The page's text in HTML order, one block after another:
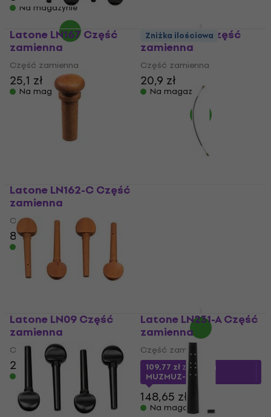
Na magazynie
Latone LN167 Część
zamienna
Część zamienna
25,1 zł
Na magazynie
Latone LN31 Część
zamienna
Część zamienna
20,9 zł
Na magazynie
Latone LN162-C Część
zamienna
Część zamienna
8,09 zł
Na magazynie
Zniżka ilościowa
Latone LN09 Część
zamienna
Część zamienna
20,4 zł20,8 zł
Na magazynie
Latone LN231-A Część
zamienna
Część zamienna
109,77 złz kodem
MUZMUZ-25
148,65 zł
Na magazynie